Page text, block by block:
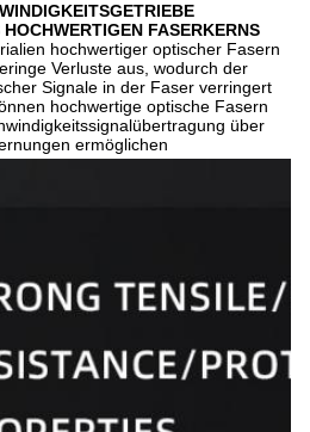
FASERKERNS
hochwertiger optischer Fasern
Verluste aus, wodurch der
Signale in der Faser verringert
hochwertige optische Fasern
über
ermöglichen